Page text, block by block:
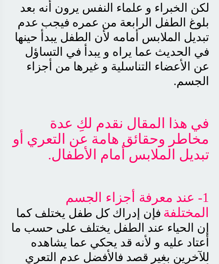
لكن الخبراء و علماء النفس يرون أنه بعد
بلوغ الطفل الرابعة من عمره فيجب عدم
تبديل الملابس أمامه لأن الطفل يبدأ حينها
في الحديث عما يراه و يبدأ في التساؤل
عن الأعضاء التناسلية و غيرها من أجزاء
الجسم.
في هذا المقال نقدم لكِ عدة
مخاطر وحقائق هامة عن التعري أو
تبديل الملابس أمام الأطفال.
1- عند معرفة أجزاء الجسم
المختلفة فإن إدراك كل طفل يختلف كما
إن الحياء عند الطفل يختلف على حسب ما
أعتاد عليه و لأنه قد يحكي عما يشاهده
للآخرين بغير قصد فالأفضل عدم التعري